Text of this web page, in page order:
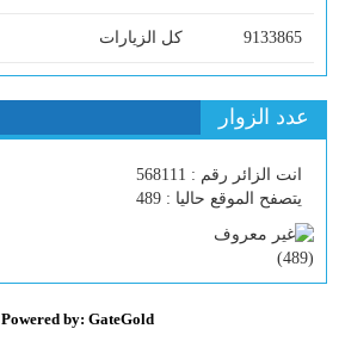
9133865 كل الزيارات
عدد الزوار
انت الزائر رقم : 568111
يتصفح الموقع حاليا : 489
(
489
)
Powered by: GateGold